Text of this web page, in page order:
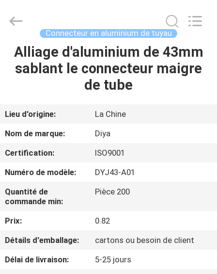
MAISON
AU
SUJET
DE
VISITE
CONTRÔLE
DE
Equipment
Reserved.
Connecteur en aluminium de tuyau
Alliage d'aluminium de 43mm
sablant le connecteur maigre
de tube
Lieu d'origine:
La Chine
Nom de marque:
Diya
Certification:
ISO9001
Numéro de modèle:
DYJ43-A01
Quantité de
commande min:
Pièce 200
Prix:
0.82
Détails d'emballage:
cartons ou besoin de client
Délai de livraison:
5-25 jours